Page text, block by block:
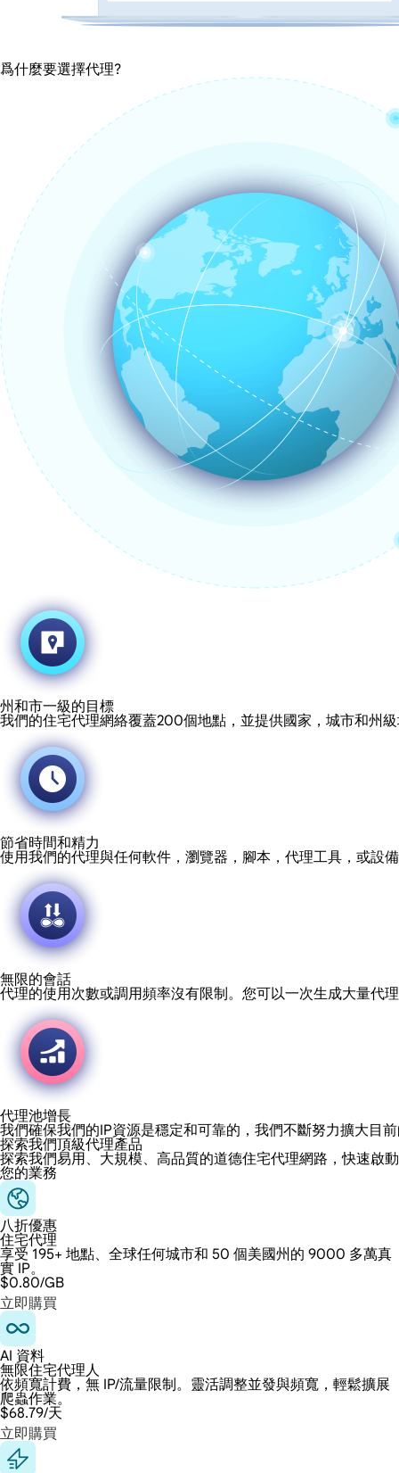
爲什麼要選擇代理?
州和市一級的目標
我們的住宅代理網絡覆蓋200個地點，並提供國家，城市和州
節省時間和精力
使用我們的代理與任何軟件，瀏覽器，腳本，代理工具，或設
無限的會話
代理的使用次數或調用頻率沒有限制。您可以一次生成大量代
代理池增長
我們確保我們的IP資源是穩定和可靠的，我們不斷努力擴大目
探索我們頂級代理產品
探索我們易用、大規模、高品質的道德住宅代理網路，快速啟動
您的業務
八折優惠
住宅代理
享受 195+ 地點、全球任何城市和 50 個美國州的 9000 多萬真
實 IP。
$0.80/GB
立即購買
AI 資料
無限住宅代理人
依頻寬計費，無 IP/流量限制。靈活調整並發與頻寬，輕鬆擴展
爬蟲作業。
$68.79/天
立即購買